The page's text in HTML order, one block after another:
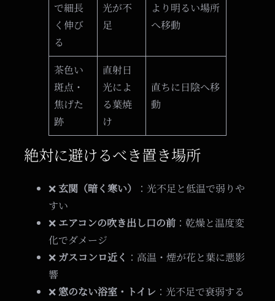
で細長
く伸び
る
光が不
足
より明るい場所
へ移動
茶色い
斑点・
焦げた
跡
直射日
光によ
る葉焼
け
直ちに日陰へ移
動
絶対に避けるべき置き場所
❌玄関（暗く寒い）
：光不足と低温で弱りや
すい
❌ エアコンの吹き出し口の前：乾燥と温度変
化でダメージ
❌ ガスコンロ近く ：高温・煙が花と葉に悪影
響
❌窓のない浴室・トイレ ：光不足で衰弱する